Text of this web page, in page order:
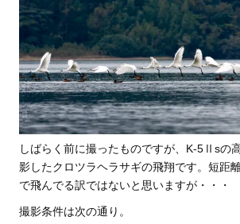
しばらく前に撮ったものですが、K-5Ⅱsの
影したクロツラヘラサギの飛翔です。短距
で飛んでる訳ではないと思いますが・・・
撮影条件は次の通り。